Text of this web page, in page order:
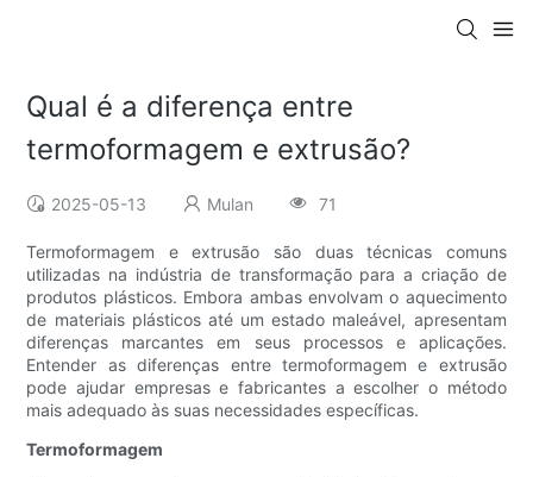
Qual é a diferença entre
termoformagem e extrusão?
2025-05-13 Mulan 71
Termoformagem e extrusão são duas técnicas comuns
utilizadas na indústria de transformação para a criação de
produtos plásticos. Embora ambas envolvam o aquecimento
de materiais plásticos até um estado maleável, apresentam
diferenças marcantes em seus processos e aplicações.
Entender as diferenças entre termoformagem e extrusão
pode ajudar empresas e fabricantes a escolher o método
mais adequado às suas necessidades específicas.
Termoformagem